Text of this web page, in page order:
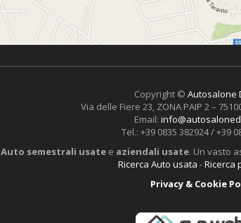
Copyright © Autosalone
Via delle Fiere 23, ZONA PAIP 2 –
Email:
Tel.: +39 0835 382924 / +39
Auto semestrali usate e aziendali usate. Un vasto
Ricerca Auto usata -Ricerca
Privacy & Cookie